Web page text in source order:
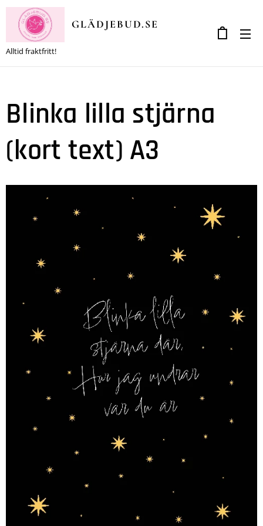
GLÄDJEBUD.SE
Alltid fraktfritt!
Blinka lilla stjärna
(kort text) A3